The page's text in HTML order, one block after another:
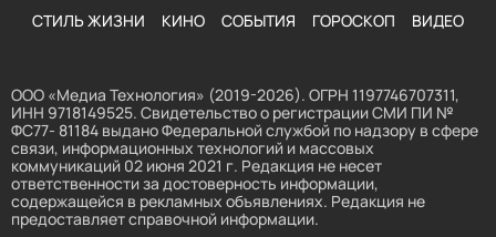
СТИЛЬ ЖИЗНИ КИНО СОБЫТИЯ ГОРОСКОП ВИДЕО
ООО «Медиа Технология» (2019-2026). ОГРН 1197746707311,
ИНН 9718149525. Свидетельство о регистрации СМИ ПИ №
ФС77- 81184 выдано Федеральной службой по надзору в сфере
связи, информационных технологий и массовых
коммуникаций 02 июня 2021 г. Редакция не несет
ответственности за достоверность информации,
содержащейся в рекламных объявлениях. Редакция не
предоставляет справочной информации.